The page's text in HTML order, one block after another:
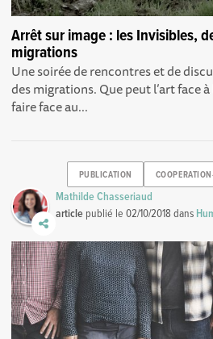
Arrêt sur image : les Invisibles,
migrations
Une soirée de rencontres et de
des migrations. Que peut l’art face
faire face au...
PUBLICATION
Mathilde Chasseriaud
article publié le02/10/2018 dans